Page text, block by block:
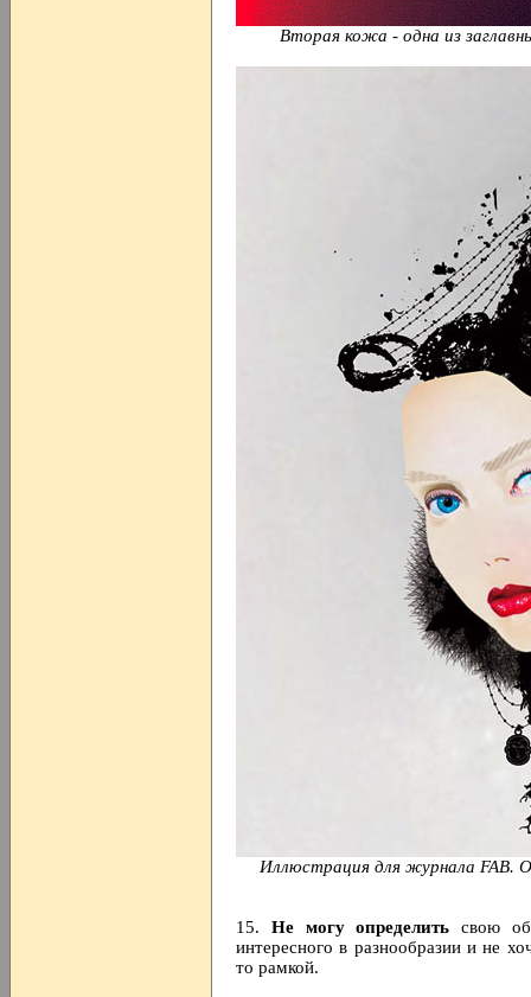
Вторая кожа - одна из
Иллюстрация для журнала FAB.
15. Не могу определить свою
интересного в разнообразии и не
то рамкой.